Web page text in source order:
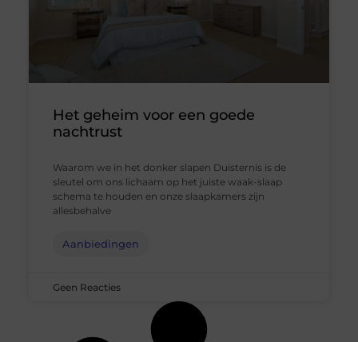
Het geheim voor een goede
nachtrust
Waarom we in het donker slapen Duisternis is de
sleutel om ons lichaam op het juiste waak-slaap
schema te houden en onze slaapkamers zijn
allesbehalve
Aanbiedingen
Geen Reacties